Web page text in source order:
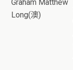
Graham Matthew
Long(澳)